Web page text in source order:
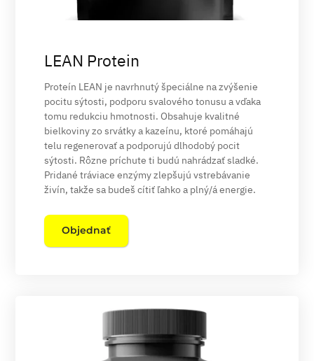
LEAN Protein
Proteín LEAN je navrhnutý špeciálne na zvýšenie
pocitu sýtosti, podporu svalového tonusu a vďaka
tomu redukciu hmotnosti. Obsahuje kvalitné
bielkoviny zo srvátky a kazeínu, ktoré pomáhajú
telu regenerovať a podporujú dlhodobý pocit
sýtosti. Rôzne príchute ti budú nahrádzať sladké.
Pridané tráviace enzýmy zlepšujú vstrebávanie
živín, takže sa budeš cítiť ľahko a plný/á energie.
Objednať